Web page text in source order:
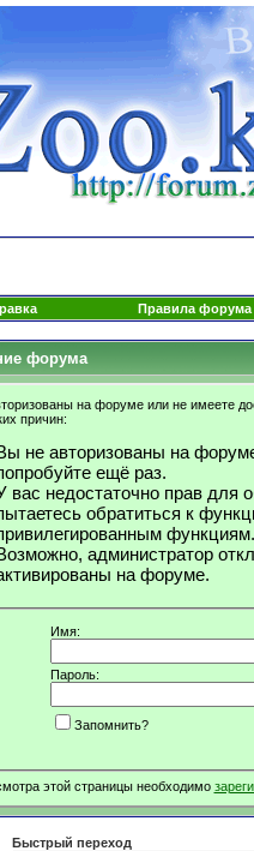
Правила форума
форума
на форуме или не имеете
причин:
не авторизованы на
ещё раз.
вас недостаточно прав для
обратиться к
функциям.
администратор
на форуме.
Имя:
Пароль:
Запомнить?
этой страницы необходимо
Быстрый переход